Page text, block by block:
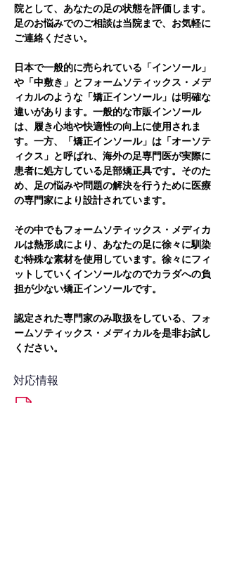
院として、あなたの足の状態を評価します。
足のお悩みでのご相談は当院まで、お気軽に
ご連絡ください。
日本で一般的に売られている「インソール」
や「中敷き」とフォームソティックス・メデ
ィカルのような「矯正インソール」は明確な
違いがあります。一般的な市販インソール
は、履き心地や快適性の向上に使用されま
す。一方、「矯正インソール」は「オーソテ
ィクス」と呼ばれ、海外の足専門医が実際に
患者に処方している足部矯正具です。そのた
め、足の悩みや問題の解決を行うために医療
の専門家により設計されています。
その中でもフォームソティックス・メディカ
ルは熱形成により、あなたの足に徐々に馴染
む特殊な素材を使用しています。徐々にフィ
ットしていくインソールなのでカラダへの負
担が少ない矯正インソールです。
認定された専門家のみ取扱をしている、フォ
ームソティックス・メディカルを是非お試し
ください。
対応情報